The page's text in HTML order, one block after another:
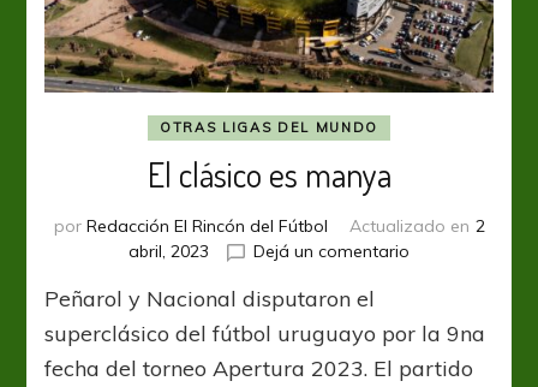
Femenina
OTRAS LIGAS DEL MUNDO
El clásico es manya
por Redacción El Rincón del Fútbol Actualizado en 2
abril, 2023
Dejá un comentario
es
Peñarol y Nacional disputaron el
superclásico del fútbol uruguayo por la 9na
fecha del torneo Apertura 2023. El partido